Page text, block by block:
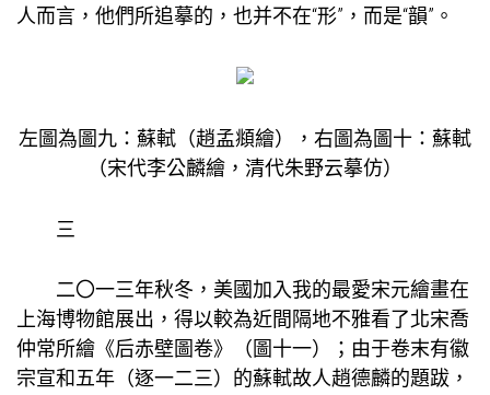
人而言，他們所追摹的，也并不在“形”，而是“韻”。
左圖為圖九：蘇軾（趙孟頫繪），右圖為圖十：蘇軾
（宋代李公麟繪，清代朱野云摹仿）
三
二〇一三年秋冬，美國加入我的最愛宋元繪畫在
上海博物館展出，得以較為近間隔地不雅看了北宋喬
仲常所繪《后赤壁圖卷》（圖十一）；由于卷末有徽
宗宣和五年（逐一二三）的蘇軾故人趙德麟的題跋，